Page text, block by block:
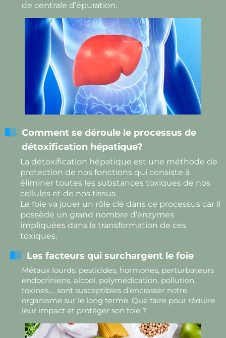
C
de centrale d’épuration.
Comment se déroule le processus de
détoxification hépatique?
La détoxification hépatique est une méthode de
protection de nos fonctions qui consiste à
éliminer toutes les substances toxiques de nos
cellules et de nos tissus.
Le foie va jouer un rôle clé dans ce processus car il
possède un grand nombre d’enzymes
impliquées dans la transformation de ces
toxiques.
Les facteurs qui surchargent le foie
Métaux lourds, pesticides, hormones, perturbateurs
endocriniens, alcool, polymédication, pollution,
toxines,… sont susceptibles d’encrasser notre
organisme sur le long terme. Que faire pour réduire
leur impact et protéger son foie ?